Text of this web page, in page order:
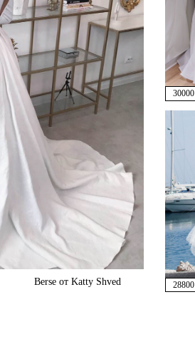
Berse от Katty Shved
30000
28800